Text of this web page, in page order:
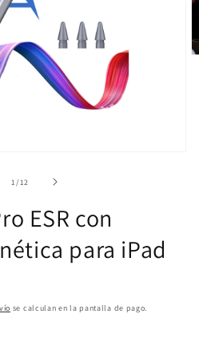
1/de
12
ESR con
para iPad
se calculan en la pantalla de pago.